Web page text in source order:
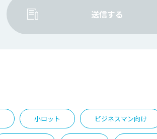
送信する
小ロット ビジネスマン向け